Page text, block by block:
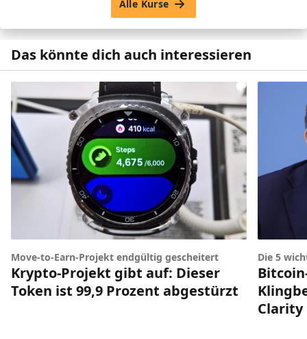
Alle Kurse
Das könnte dich auch interessieren
Move-to-Earn-Projekt endgültig gescheitert
Krypto-Projekt gibt auf: Dieser
Token ist 99,9 Prozent abgestürzt
Die 5
Clarity